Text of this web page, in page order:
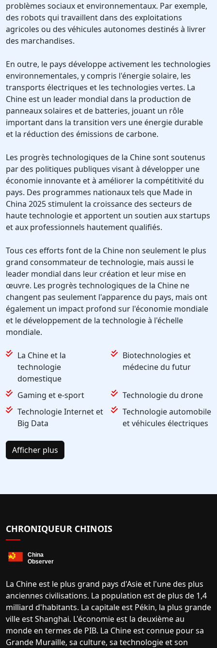
problèmes sociaux et environnementaux. Par exemple,
des robots qui travaillent dans des exploitations
agricoles ou des véhicules autonomes destinés à livrer
des marchandises.
En outre, le pays développe activement les technologies
environnementales, y compris l'énergie solaire, les
transports électriques et les technologies vertes. La
Chine est un leader mondial dans la production de
panneaux solaires et de batteries, jouant un rôle
important dans la transition vers une énergie durable
et la réduction des émissions de carbone.
Les progrès technologiques de la Chine sont soutenus
par des politiques publiques visant à développer une
économie innovante et à améliorer la compétitivité du
pays. Des programmes nationaux tels que Made in
China 2025 stimulent la croissance des secteurs de
haute technologie et apportent un soutien aux startups
et aux professionnels hautement qualifiés.
Tous ces efforts font de la Chine non seulement le plus
grand consommateur de technologie, mais aussi le
leader mondial dans leur création et leur mise en
œuvre. Les progrès technologiques de la Chine ne
changent pas seulement l'apparence du pays, mais ont
également un impact profond sur l'économie mondiale
et le développement de la technologie à l'échelle
mondiale.
La Chine et la
technologie
domestique
Biotechnologies et
médecine du futur
Gaming et e-sport
Technologie du drone
Technologie Internet et
Big Data
Technologie automobile
et véhicules électriques
Afficher plus
CHRONIQUEUR CHINOIS
La Chine est le plus grand pays d'Asie et l'une des plus
anciennes civilisations. La population est de plus de 1,4
milliard d'habitants. La capitale est Pékin, la plus grande
ville est Shanghai. L'économie est la deuxième au
monde en termes de PIB. La Chine est connue pour sa
Grande Muraille, sa culture, sa technologie et son